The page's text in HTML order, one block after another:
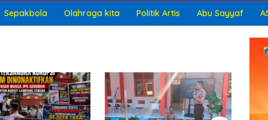
Sepakbola Olahraga kita Politik Artis Abu Sayyaf